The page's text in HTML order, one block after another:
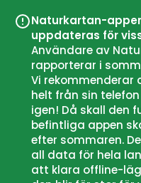
Naturkartan-
uppdateras för
Användare av
rapporterar i
Vi
helt från sin
igen! Då skall den
befintliga appen
efter sommaren.
all data för hela
att klara offline-